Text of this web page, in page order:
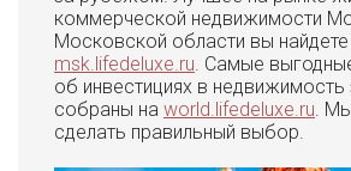
коммерческой недвижимости
Московской области вы
msk.lifedeluxe.ru. Самые
об инвестициях в недвижимость
собраны на world.lifedeluxe.ru.
сделать правильный выбор.